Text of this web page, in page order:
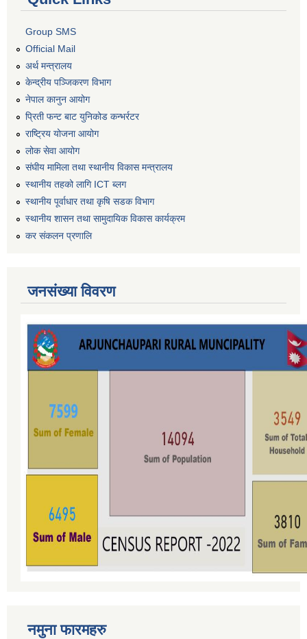
Group SMS
Official Mail
अर्थ मन्त्रालय
केन्द्रीय पञ्जिकरण विभाग
नेपाल कानुन आयोग
प्रिती फन्ट बाट युनिकोड कन्भर्रटर
राष्ट्रिय योजना आयोग
लोक सेवा आयोग
संघीय मामिला तथा स्थानीय विकास मन्त्रालय
स्थानीय तहको लागि ICT ब्लग
स्थानीय पूर्वाधार तथा कृषि सडक विभाग
स्थानीय शासन तथा सामुदायिक विकास कार्यक्रम
कर स‌ंकलन प्रणालि
जनसंख्या विवरण
नमुना फारमहरु